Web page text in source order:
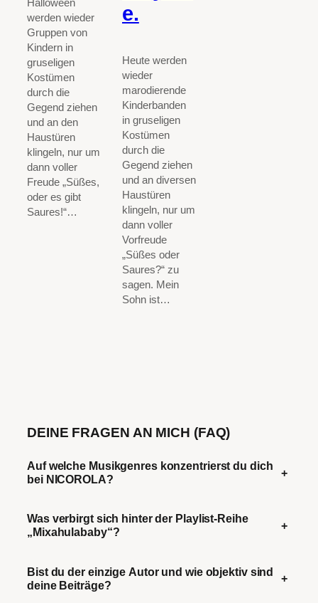
Halloween
werden wieder
Gruppen von
Kindern in
gruseligen
Kostümen
durch die
Gegend ziehen
und an den
Haustüren
klingeln, nur um
dann voller
Freude „Süßes,
oder es gibt
Saures!“…
e.
Heute werden
wieder
marodierende
Kinderbanden
in gruseligen
Kostümen
durch die
Gegend ziehen
und an diversen
Haustüren
klingeln, nur um
dann voller
Vorfreude
„Süßes oder
Saures?“ zu
sagen. Mein
Sohn ist…
DEINE FRAGEN AN MICH (FAQ)
Auf welche Musikgenres konzentrierst du dich
bei NICOROLA?
+
Was verbirgt sich hinter der Playlist-Reihe
„Mixahulababy“?
+
Bist du der einzige Autor und wie objektiv sind
deine Beiträge?
+